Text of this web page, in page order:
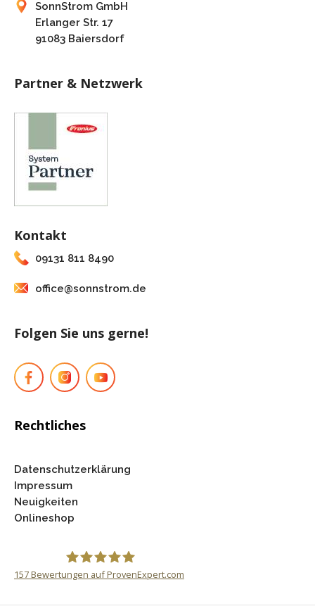
SonnStrom GmbH
Erlanger Str. 17
91083 Baiersdorf
Partner & Netzwerk
Kontakt
09131 811 8490
office@sonnstrom.de
Folgen Sie uns gerne!
Rechtliches
Datenschutzerklärung
Impressum
Neuigkeiten
Onlineshop
157Bewertungen auf ProvenExpert.com